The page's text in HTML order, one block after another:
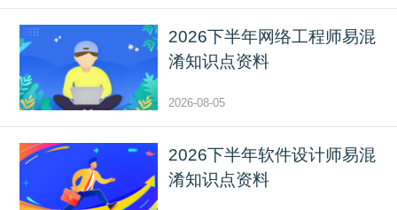
2026下半年网络工程师易混
淆知识点资料
2026-08-05
2026下半年软件设计师易混
淆知识点资料